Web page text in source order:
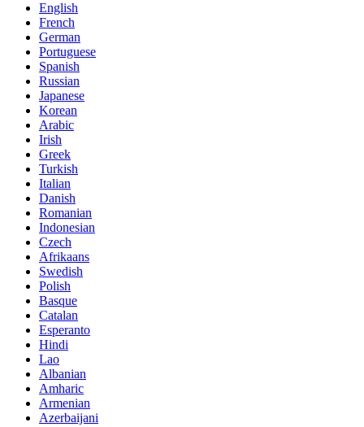
English
French
German
Portuguese
Spanish
Russian
Japanese
Korean
Arabic
Irish
Greek
Turkish
Italian
Danish
Romanian
Indonesian
Czech
Afrikaans
Swedish
Polish
Basque
Catalan
Esperanto
Hindi
Lao
Albanian
Amharic
Armenian
Azerbaijani